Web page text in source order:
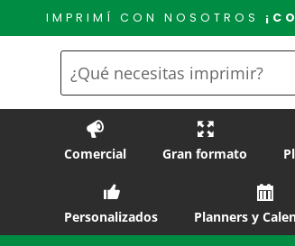
al
IMPRIMÍ CON NOSOTROS
Comercial Gran formato
Personalizados Planners y